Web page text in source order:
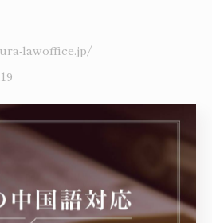
lawoffice.jp/
3丁目4-10布施ビル本館3階